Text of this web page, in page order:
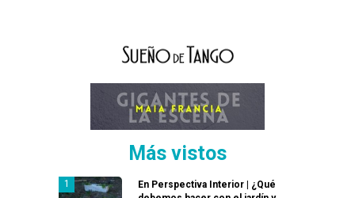
Más vistos
En Perspectiva Interior | ¿Qué